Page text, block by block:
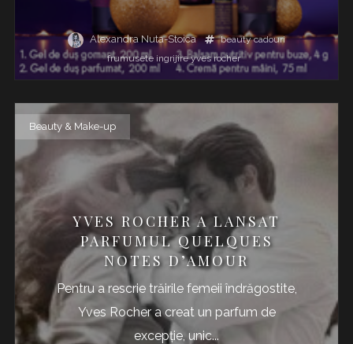
Alexandra Nuta-Stoica beauty cadouri
frumusete ingrijire yves rocher
Beauty & Make-up
YVES ROCHER A LANSAT
PARFUMUL QUELQUES
NOTES D’AMOUR
Pentru a rescrie trăirile femeii îndrăgostite,
Yves Rocher a creat un parfum de
excepție, unic...